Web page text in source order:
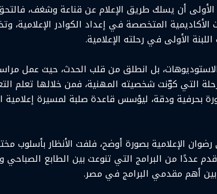
أن يسلك طريق الإعلام عن قناعة وشغف، فالتحق
الأكاديمية المتخصصة في إعداد الكوادر الإعلامية،
بل انطلق من قلب الحدث، حيث عمل
من 2006 إلى 2010، وهي المرحلة التي كوّنت شخصيته المهنية، فمن خلالها
بحرفية ودقة، ليؤسس قاعدة صلبة لمسيرة إعلامية
الإعلامية بصورة أوضح، فلفت الأنظار بأسلوب
عددًا من البرامج التي تنوعت بين الطابع الصباحي
أهم مقدمي البرامج في مصر.